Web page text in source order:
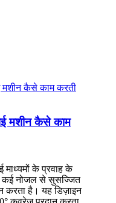
मशीन कैसे काम
माध्यमों के प्रवाह के
कई नोजल से सुसज्जित
करता है। यह डिज़ाइन